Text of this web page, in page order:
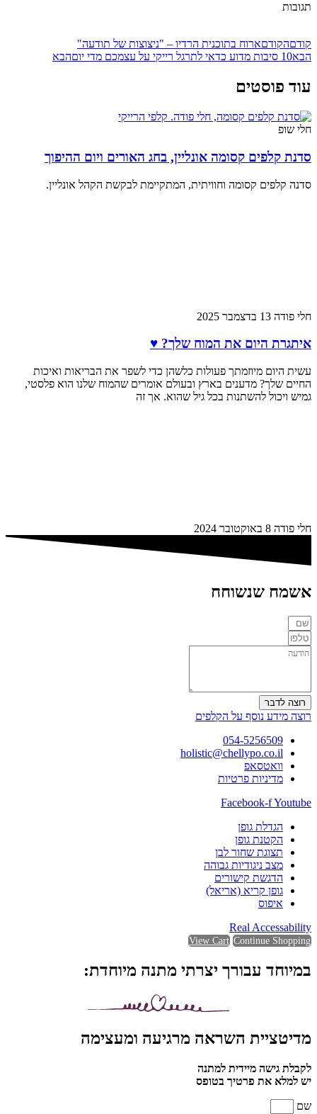
תגובות
קודםהקודםארוח בתוכנית הרדיו – "ניצוצות של תודעה"
הבא10 סיבות מדוע כדאי לתרגל רייקי על עצמכם מדי יום הבא
עוד פוסטים
חלי שופ
סדנת קלפים קסומה אונליין, בחג האורים ויום ההיפוך
סדנה קלפים קסומה וחוויתית, המתקיימת לבקשת הקהל אונליין.
חלי פודה 13 בדצמבר 2025
איתגרת היום את המוח שלך? ♥
עשית היום מיוזמתך פעולות כלשהן כדי לשפר את הבריאות ואיכות
החיים שלך? מדענים בארץ ובעולם אומרים שהמוח שלנו הוא פלסטי,
גמיש ויכול להשתנות בכל גיל שהוא. אך זה
חלי פודה 8 באוקטובר 2024
אשמח שנשוחח
רוצה לדבר
רוצה מידע נוסף על הקלפים
054-5256509
holistic@chellypo.co.il
וואטסאפ
מדיניות פרטיות
Facebook-fYoutube
הגדלת גופן
הקטנת גופן
תצוגת שחור לבן
מצב ניגודיות גבוהה
הדגשת קישורים
גופן קריא (אריאל)
איפוס
Real Accessability
View Cart Continue Shopping
במיוחד עבורך יצרתי מתנה מיוחדת:
מדיטציית השראה מרגיעה ומעצימה
לקבלת גישה מיידית למתנה
יש למלא את פרטיך בטופס
שם